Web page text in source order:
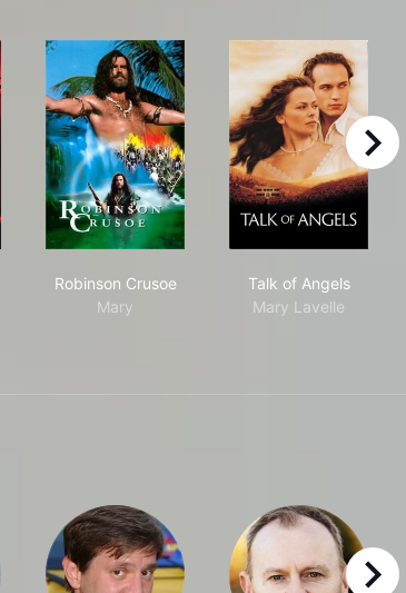
Robinson Crusoe
Mary
Talk of Angels
Mary Lavelle
right
right